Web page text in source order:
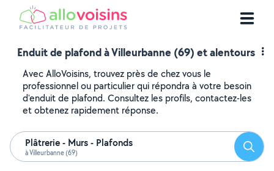
Enduit de plafond à Villeurbanne (69) et alentours
Avec AlloVoisins, trouvez près de chez vous le
professionnel ou particulier qui répondra à votre besoin
d'enduit de plafond. Consultez les profils, contactez-les
et obtenez rapidement réponse.
Plâtrerie - Murs - Plafonds
à Villeurbanne (69)